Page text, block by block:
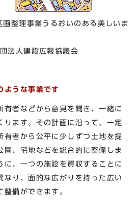
整理事業うるおいのある美しいま
建設広報協議会
ような事業です
者などから意見を聞き、一緒に
ります。その計画に沿って、一定
有者から公平に少しずつ土地を提
園、宅地などを総合的に整備しま
に、一つの施設を買収することに
なり、面的な広がりを持った広い
備ができます。